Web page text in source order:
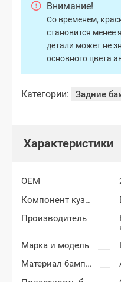
Внимание!
Со временем,
становится менее
детали может не
основного цвета
Категории: Задние
Характеристики
OEM
Компонент кузова
Производитель
Марка и модель
Материал бампера